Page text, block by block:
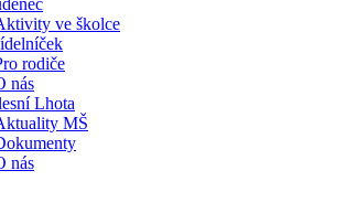
ve školce
rodiče
nás
Lhota
MŠ
nás